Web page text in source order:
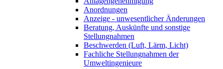
Anordnungen
Anzeige - unwesentlicher Änderungen
Beratung, Auskünfte und sonstige
Stellungnahmen
Beschwerden (Luft, Lärm, Licht)
Fachliche Stellungnahmen der
Umweltingenieure